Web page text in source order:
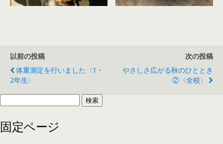
以前の投稿
体重測定を行いました〈1・
2年生〉
次の投稿
やさしさ広がる秋のひととき
②〈全校〉
固定ページ